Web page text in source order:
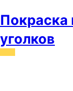
Покраска
уголков